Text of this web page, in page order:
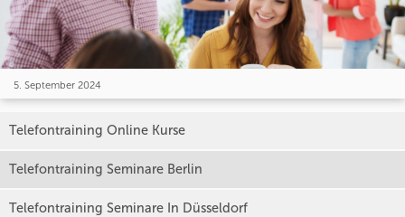
5. September 2024
Telefontraining Online Kurse
Telefontraining Seminare Berlin
Telefontraining Seminare In Düsseldorf